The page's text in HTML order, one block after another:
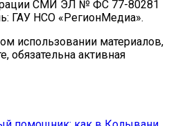
СМИ ЭЛ № ФС 77-80281
ГАУ НСО «РегионМедиа».
использовании материалов,
обязательна активная